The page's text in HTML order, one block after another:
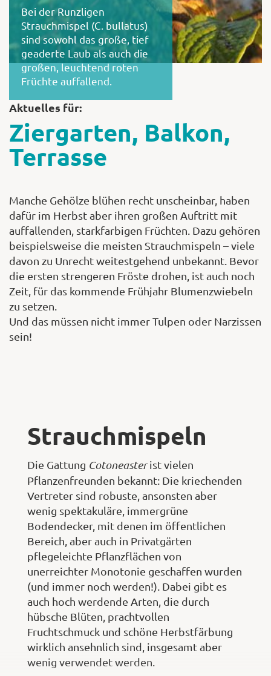
Bei der Runzligen
Strauchmispel (C. bullatus)
sind sowohl das große, tief
geaderte Laub als auch die
großen, leuchtend roten
Früchte auffallend.
Aktuelles für:
Ziergarten, Balkon,
Terrasse
Manche Gehölze blühen recht unscheinbar, haben
dafür im Herbst aber ihren großen Auftritt mit
auffallenden, starkfarbigen Früchten. Dazu gehören
beispielsweise die meisten Strauchmispeln – viele
davon zu Unrecht weitestgehend unbekannt. Bevor
die ersten strengeren Fröste drohen, ist auch noch
Zeit, für das kommende Frühjahr Blumenzwiebeln
zu setzen.
Und das müssen nicht immer Tulpen oder Narzissen
sein!
Strauchmispeln
Die Gattung Cotoneasterist vielen
Pflanzenfreunden bekannt: Die kriechenden
Vertreter sind robuste, ansonsten aber
wenig spektakuläre, immergrüne
Bodendecker, mit denen im öffentlichen
Bereich, aber auch in Privatgärten
pflegeleichte Pflanzflächen von
unerreichter Monotonie geschaffen wurden
(und immer noch werden!). Dabei gibt es
auch hoch werdende Arten, die durch
hübsche Blüten, prachtvollen
Fruchtschmuck und schöne Herbstfärbung
wirklich ansehnlich sind, insgesamt aber
wenig verwendet werden.